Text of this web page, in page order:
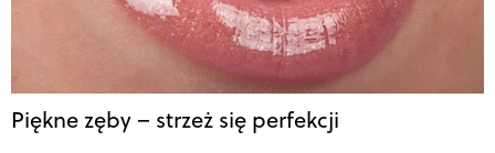
Piękne zęby – strzeż się perfekcji